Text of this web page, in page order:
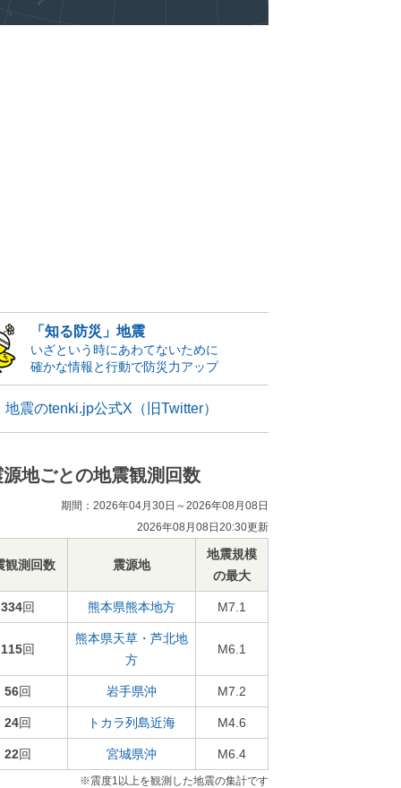
「知る防災」地震
いざという時にあわてないために
確かな情報と行動で防災力アップ
地震のtenki.jp公式X（旧Twitter）
源地ごとの地震観測回数
期間：2026年04月30日～2026年08月08日
2026年08月08日20:30更新
観測回数 震源地
地震規模
の最大
334回 熊本県熊本地方 M7.1
115回
熊本県天草・芦北地
方
M6.1
56回 岩手県沖 M7.2
24回 トカラ列島近海 M4.6
22回 宮城県沖 M6.4
※震度1以上を観測した地震の集計です